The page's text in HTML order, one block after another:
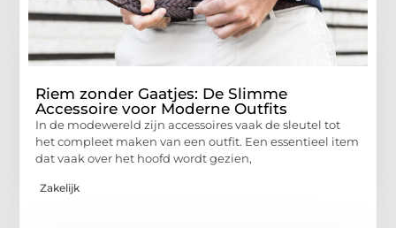
Riem zonder Gaatjes: De Slimme
Accessoire voor Moderne Outfits
In de modewereld zijn accessoires vaak de sleutel tot
het compleet maken van een outfit. Een essentieel item
dat vaak over het hoofd wordt gezien,
Zakelijk